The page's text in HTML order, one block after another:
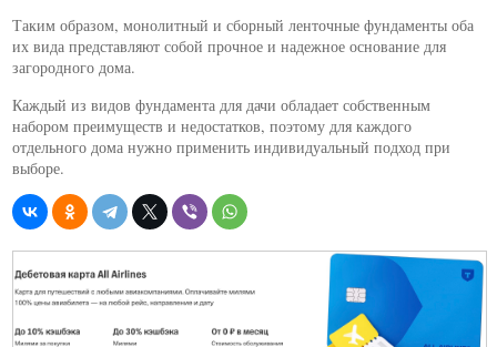
Таким образом, монолитный и сборный ленточные фундаменты оба
их вида представляют собой прочное и надежное основание для
загородного дома.
Каждый из видов фундамента для дачи обладает собственным
набором преимуществ и недостатков, поэтому для каждого
отдельного дома нужно применить индивидуальный подход при
выборе.